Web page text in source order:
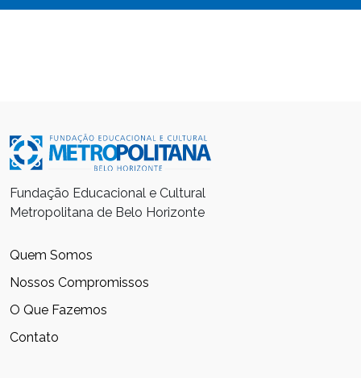
Fundação Educacional e Cultural
Metropolitana de Belo Horizonte
Quem Somos
Nossos Compromissos
O Que Fazemos
Contato